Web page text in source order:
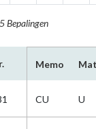
Bepalingen
Memo
CU U